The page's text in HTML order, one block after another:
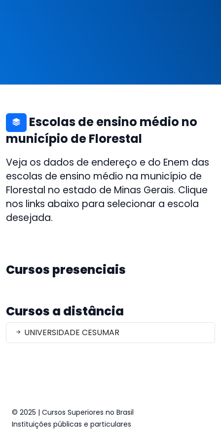
Escolas de ensino médio no
município de Florestal
Veja os dados de endereço e do Enem das
escolas de ensino médio na município de
Florestal no estado de Minas Gerais. Clique
nos links abaixo para selecionar a escola
desejada.
Cursos presenciais
Cursos a distância
UNIVERSIDADE CESUMAR
© 2025 | Cursos Superiores no Brasil
Instituições públicas e particulares